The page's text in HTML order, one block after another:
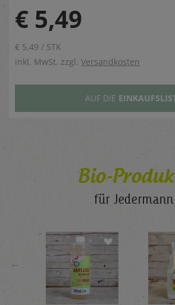
€ 5,49
€ 5,49 / STK
inkl. MwSt. zzgl. Versandkosten
AUF DIE
Bio-
für Jedermann
←